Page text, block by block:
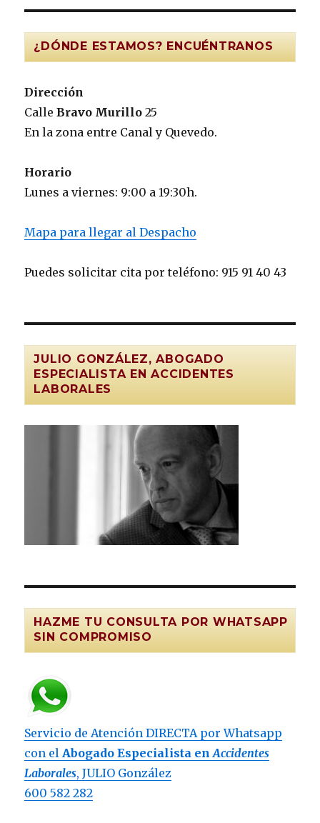
¿DÓNDE ESTAMOS? ENCUÉNTRANOS
Dirección
CalleBravo Murillo 25
En la zona entre Canal y Quevedo.
Horario
Lunes a viernes: 9:00 a 19:30h.
Mapa para llegar al Despacho
Puedes solicitar cita por teléfono: 915 91 40 43
JULIO GONZÁLEZ, ABOGADO
ESPECIALISTA EN ACCIDENTES
LABORALES
HAZME TU CONSULTA POR WHATSAPP
SIN COMPROMISO
Servicio de Atención DIRECTA por Whatsapp
con el Abogado Especialista enAccidentes
Laborales, JULIO González
600 582 282